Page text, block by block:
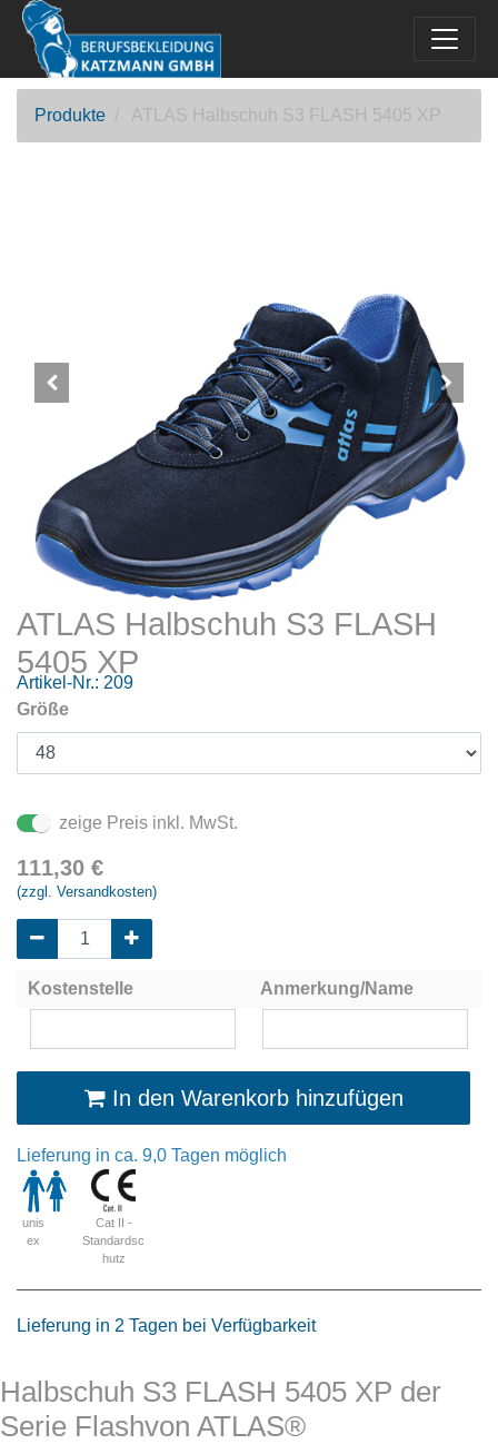
Produkte ATLAS Halbschuh S3 FLASH 5405 XP
ATLAS Halbschuh S3 FLASH
5405 XP
Artikel-Nr.: 209
Größe
zeige Preis inkl. MwSt.
111,30 €
(zzgl. Versandkosten)
Kostenstelle Anmerkung/Name
In den Warenkorb hinzufügen
Lieferung in ca. 9,0 Tagen möglich
unis
ex
Cat II -
Standardsc
hutz
Lieferung in 2 Tagen bei Verfügbarkeit
Halbschuh S3 FLASH 5405 XP der
Serie Flashvon ATLAS®